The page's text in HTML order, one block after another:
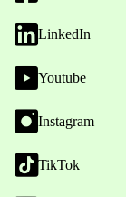
LinkedIn
Youtube
Instagram
TikTok